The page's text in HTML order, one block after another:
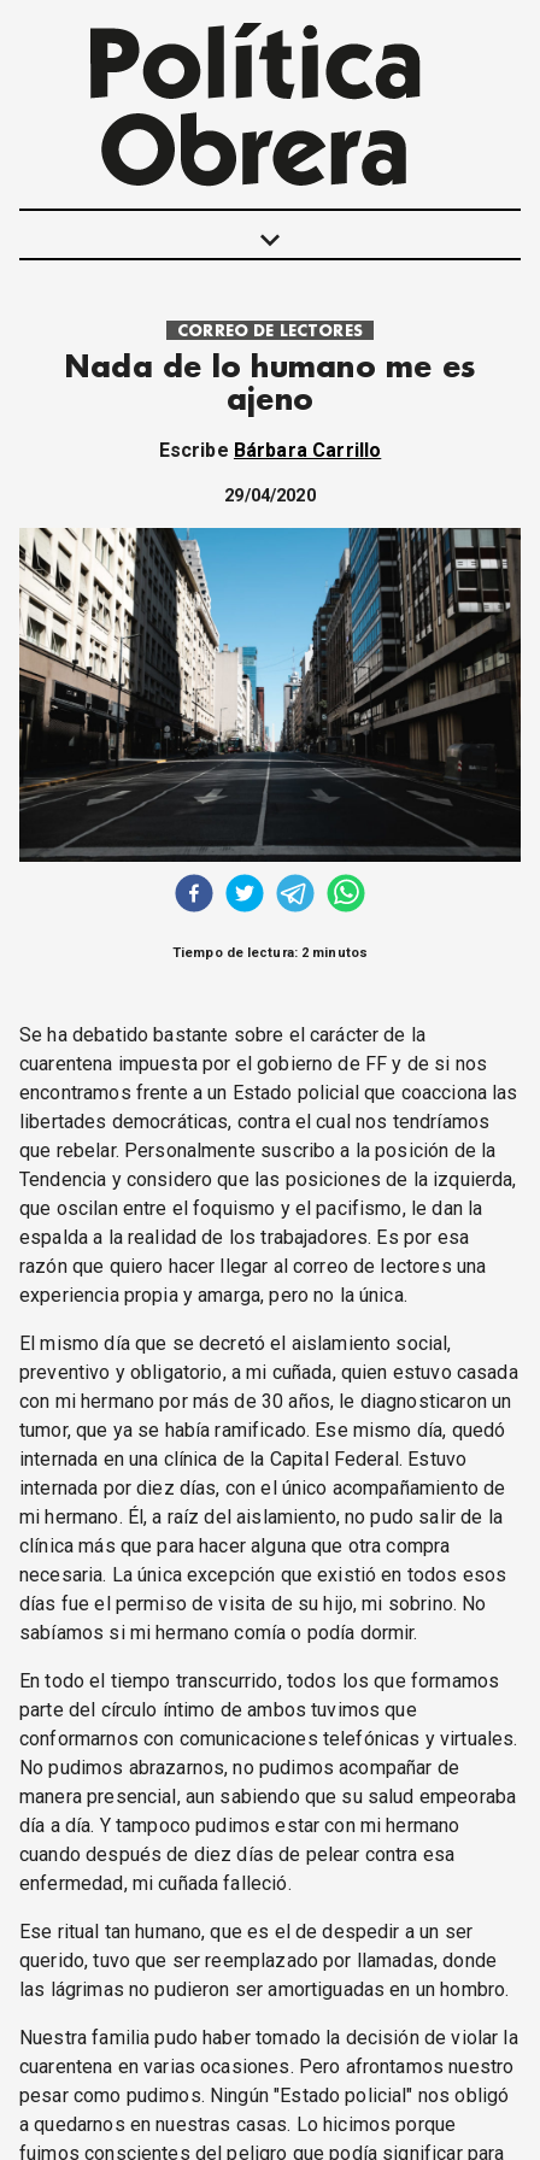
keyboard_arrow_down
POLÍTICAS
INTERNACIONALES
MOVIMIENTO OBRERO
ECONOMÍA
SOCIEDAD Y CULTURA
JUVENTUD
CORREO DE LECTORES
ARCHIVO
DECLARACIONES
OPINIÓN
ALTAMIRA RESPONDE
Política Obrera Revista
CONTACTO
CORREO DE LECTORES
Nada de lo humano me es
ajeno
Escribe Bárbara Carrillo
29/04/2020
Tiempo de lectura: 2 minutos
Se ha debatido bastante sobre el carácter de la
cuarentena impuesta por el gobierno de FF y de si nos
encontramos frente a un Estado policial que coacciona las
libertades democráticas, contra el cual nos tendríamos
que rebelar. Personalmente suscribo a la posición de la
Tendencia y considero que las posiciones de la izquierda,
que oscilan entre el foquismo y el pacifismo, le dan la
espalda a la realidad de los trabajadores. Es por esa
razón que quiero hacer llegar al correo de lectores una
experiencia propia y amarga, pero no la única.
El mismo día que se decretó el aislamiento social,
preventivo y obligatorio, a mi cuñada, quien estuvo casada
con mi hermano por más de 30 años, le diagnosticaron un
tumor, que ya se había ramificado. Ese mismo día, quedó
internada en una clínica de la Capital Federal. Estuvo
internada por diez días, con el único acompañamiento de
mi hermano. Él, a raíz del aislamiento, no pudo salir de la
clínica más que para hacer alguna que otra compra
necesaria. La única excepción que existió en todos esos
días fue el permiso de visita de su hijo, mi sobrino. No
sabíamos si mi hermano comía o podía dormir.
En todo el tiempo transcurrido, todos los que formamos
parte del círculo íntimo de ambos tuvimos que
conformarnos con comunicaciones telefónicas y virtuales.
No pudimos abrazarnos, no pudimos acompañar de
manera presencial, aun sabiendo que su salud empeoraba
día a día. Y tampoco pudimos estar con mi hermano
cuando después de diez días de pelear contra esa
enfermedad, mi cuñada falleció.
Ese ritual tan humano, que es el de despedir a un ser
querido, tuvo que ser reemplazado por llamadas, donde
las lágrimas no pudieron ser amortiguadas en un hombro.
Nuestra familia pudo haber tomado la decisión de violar la
cuarentena en varias ocasiones. Pero afrontamos nuestro
pesar como pudimos. Ningún "Estado policial" nos obligó
a quedarnos en nuestras casas. Lo hicimos porque
fuimos conscientes del peligro que podía significar para